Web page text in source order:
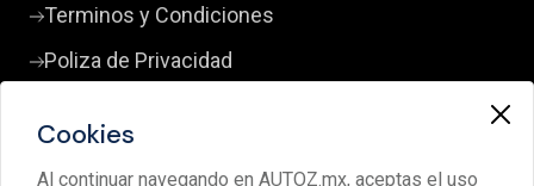
Terminos y Condiciones
Poliza de Privacidad
Contact Us
Cookies
Al continuar navegando en AUTOZ.mx, aceptas el uso